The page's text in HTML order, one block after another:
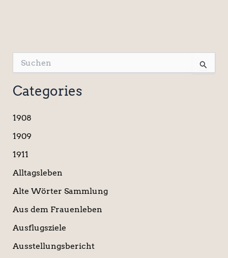
u
c
h
n
a
h
Categories
1908
1909
1911
Alltagsleben
Alte Wörter Sammlung
Aus dem Frauenleben
Ausflugsziele
Ausstellungsbericht